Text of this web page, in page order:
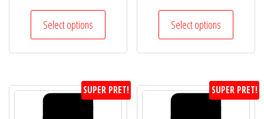
Select options Select options
SUPER PRET! SUPER PRET!